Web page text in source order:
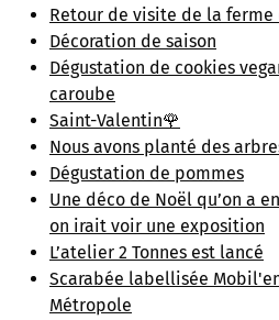
Retour de visite de la ferme
Décoration de saison
Dégustation de cookies
caroube
Saint-Valentin🌹
Nous avons planté des
Dégustation de pommes
Une déco de Noël qu’on a
on irait voir une exposition
L’atelier 2 Tonnes est lancé
Scarabée labellisée
Métropole